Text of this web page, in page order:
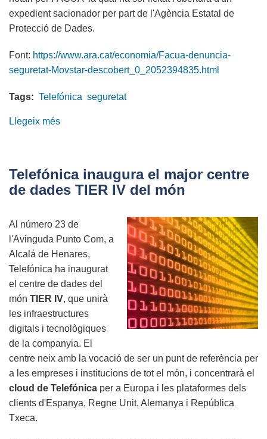
expedient sacionador per part de l'Agència Estatal de
Protecció de Dades.
Font: https://www.ara.cat/economia/Facua-denuncia-
seguretat-Movstar-descobert_0_2052394835.html
Tags: Telefónica seguretat
Llegeix més
seguretat"
a
deixa
al
descobert
les
dades
dels
clients
Telefónica inaugura el major centre
de dades TIER IV del món
Al número 23 de
l'Avinguda Punto Com, a
Alcalá de Henares,
Telefónica ha inaugurat
el centre de dades del
món TIER IV, que unirà
les infraestructures
digitals i tecnològiques
de la companyia. El
centre neix amb la vocació de ser un punt de referència per
a les empreses i institucions de tot el món, i concentrarà el
cloud de Telefónica per a Europa i les plataformes dels
clients d'Espanya, Regne Unit, Alemanya i República
Txeca.